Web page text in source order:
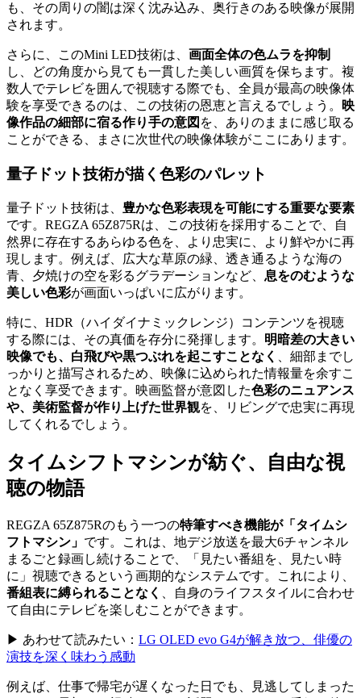
も、その周りの闇は深く沈み込み、奥行きのある映像が展開
されます。
さらに、このMini LED技術は、 画面全体の色ムラを抑制
し、どの角度から見ても一貫した美しい画質を保ちます。複
数人でテレビを囲んで視聴する際でも、全員が最高の映像体
験を享受できるのは、この技術の恩恵と言えるでしょう。 映
像作品の細部に宿る作り手の意図 を、ありのままに感じ取る
ことができる、まさに次世代の映像体験がここにあります。
量子ドット技術が描く色彩のパレット
量子ドット技術は、 豊かな色彩表現を可能にする重要な要素
です。REGZA 65Z875Rは、この技術を採用することで、自
然界に存在するあらゆる色を、より忠実に、より鮮やかに再
現します。例えば、広大な草原の緑、透き通るような海の
青、夕焼けの空を彩るグラデーションなど、 息をのむような
美しい色彩が画面いっぱいに広がります。
特に、HDR（ハイダイナミックレンジ）コンテンツを視聴
する際には、その真価を存分に発揮します。 明暗差の大きい
映像でも、白飛びや黒つぶれを起こすことなく
、細部までし
っかりと描写されるため、映像に込められた情報量を余すこ
となく享受できます。映画監督が意図した色彩のニュアンス
や、美術監督が作り上げた世界観を、リビングで忠実に再現
してくれるでしょう。
タイムシフトマシンが紡ぐ、自由な視
聴の物語
REGZA 65Z875Rのもう一つの特筆すべき機能が「タイムシ
フトマシン」 です。これは、地デジ放送を最大6チャンネル
まるごと録画し続けることで、「見たい番組を、見たい時
に」視聴できるという画期的なシステムです。これにより、
番組表に縛られることなく
、自身のライフスタイルに合わせ
て自由にテレビを楽しむことができます。
▶ あわせて読みたい： LG OLED evo G4が解き放つ、俳優の
演技を深く味わう感動
例えば、仕事で帰宅が遅くなった日でも、見逃してしまった